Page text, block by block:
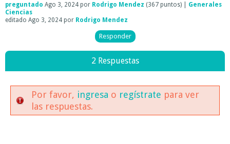
preguntado Ago 3, 2024 por Rodrigo Mendez (367 puntos)
Generales
Ciencias
editado Ago 3, 2024 por Rodrigo Mendez
2 Respuestas
Por favor, ingresa o regístrate para ver
las respuestas.